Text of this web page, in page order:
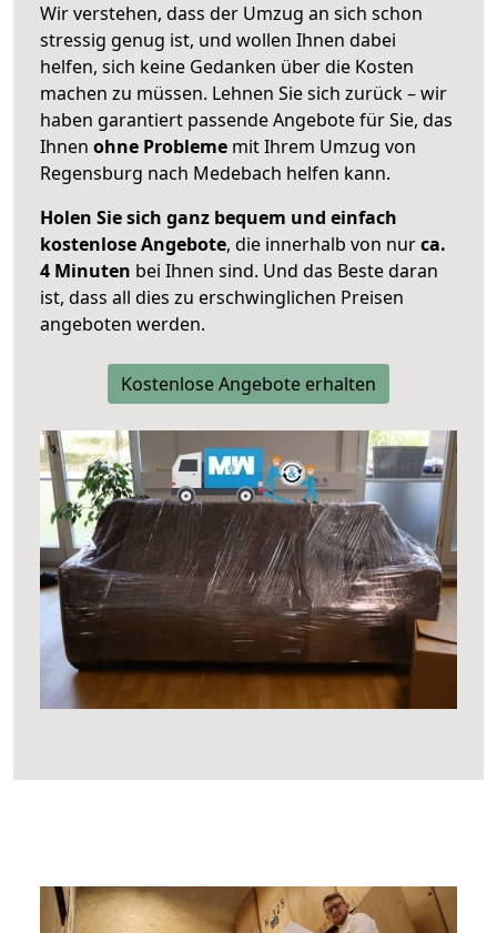
Wir verstehen, dass der Umzug an sich schon
stressig genug ist, und wollen Ihnen dabei
helfen, sich keine Gedanken über die Kosten
machen zu müssen. Lehnen Sie sich zurück – wir
haben garantiert passende Angebote für Sie, das
Ihnen ohne Probleme mit Ihrem Umzug von
Regensburg nach Medebach helfen kann.
Holen Sie sich ganz bequem und einfach
kostenlose Angebote, die innerhalb von nurca.
4 Minuten bei Ihnen sind. Und das Beste daran
ist, dass all dies zu erschwinglichen Preisen
angeboten werden.
Kostenlose Angebote erhalten